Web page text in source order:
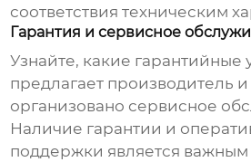
соответствия техническим
Гарантия и сервисное
Узнайте, какие гарантийные
предлагает производитель и
организовано сервисное
Наличие гарантии и
поддержки является